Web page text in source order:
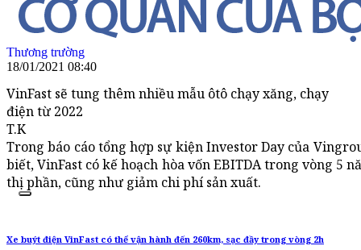
Thương trường
18/01/2021 08:40
VinFast sẽ tung thêm nhiều mẫu ôtô chạy xăng, chạy
điện từ 2022
T.K
Trong báo cáo tổng hợp sự kiện Investor Day của
biết, VinFast có kế hoạch hòa vốn EBITDA trong vòng 5
thị phần, cũng như giảm chi phí sản xuất.
Xe buýt điện VinFast có thể vận hành đến 260km, sạc đầy trong vòng 2h